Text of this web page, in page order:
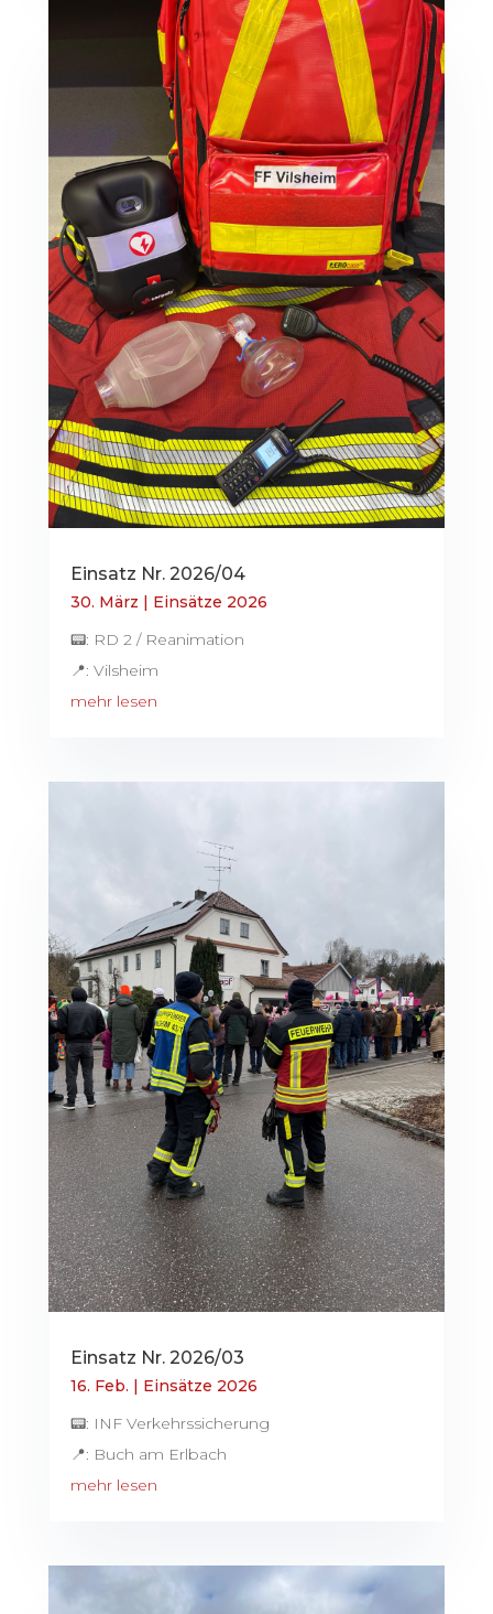
Einsatz Nr. 2026/04
30. März | Einsätze 2026
📟: RD 2 / Reanimation
📍: Vilsheim
mehr lesen
Einsatz Nr. 2026/03
16. Feb. | Einsätze 2026
📟: INF Verkehrssicherung
📍: Buch am Erlbach
mehr lesen